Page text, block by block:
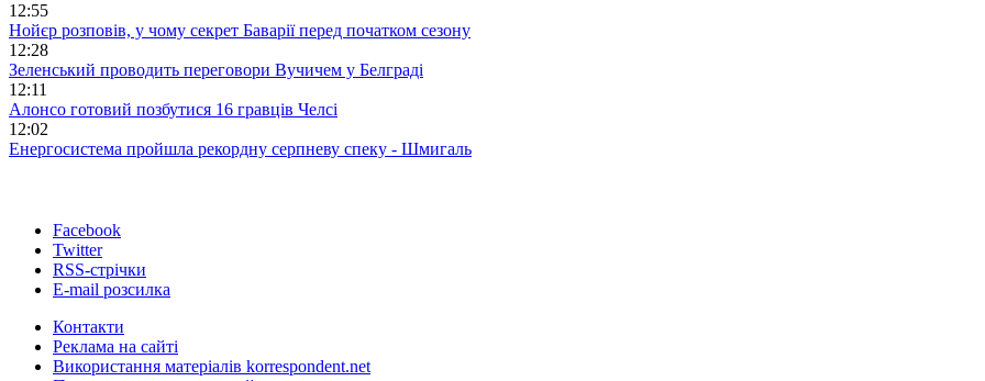
12:55
Нойєр розповів, у чому секрет Баварії перед початком сезону
12:28
Зеленський проводить переговори Вучичем у Белграді
12:11
Алонсо готовий позбутися 16 гравців Челсі
12:02
Енергосистема пройшла рекордну серпневу спеку - Шмигаль
Facebook
Twitter
RSS-стрічки
E-mail розсилка
Контакти
Реклама на сайті
Використання матеріалів korrespondent.net